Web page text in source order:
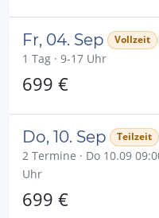
Fr, 04. Sep Vollzeit
1 Tag · 9-17 Uhr
699 €
Do, 10. Sep Teilzeit
2 Termine · Do 10.09
Uhr
699 €